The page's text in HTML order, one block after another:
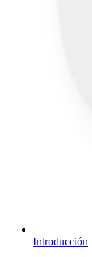
Introducción